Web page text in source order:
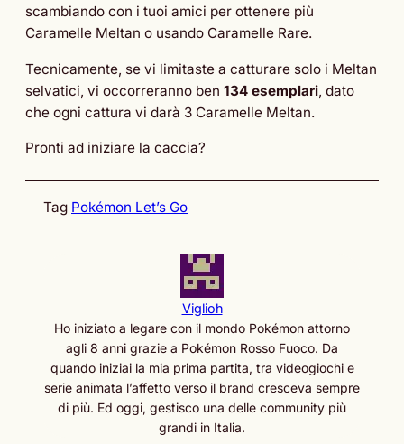
scambiando con i tuoi amici per ottenere più
Caramelle Meltan o usando Caramelle Rare.
Tecnicamente, se vi limitaste a catturare solo i Meltan
selvatici, vi occorreranno ben 134 esemplari, dato
che ogni cattura vi darà 3 Caramelle Meltan.
Pronti ad iniziare la caccia?
Tag Pokémon Let’s Go
Viglioh
Ho iniziato a legare con il mondo Pokémon attorno
agli 8 anni grazie a Pokémon Rosso Fuoco. Da
quando iniziai la mia prima partita, tra videogiochi e
serie animata l’affetto verso il brand cresceva sempre
di più. Ed oggi, gestisco una delle community più
grandi in Italia.